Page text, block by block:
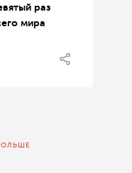
раз
мира